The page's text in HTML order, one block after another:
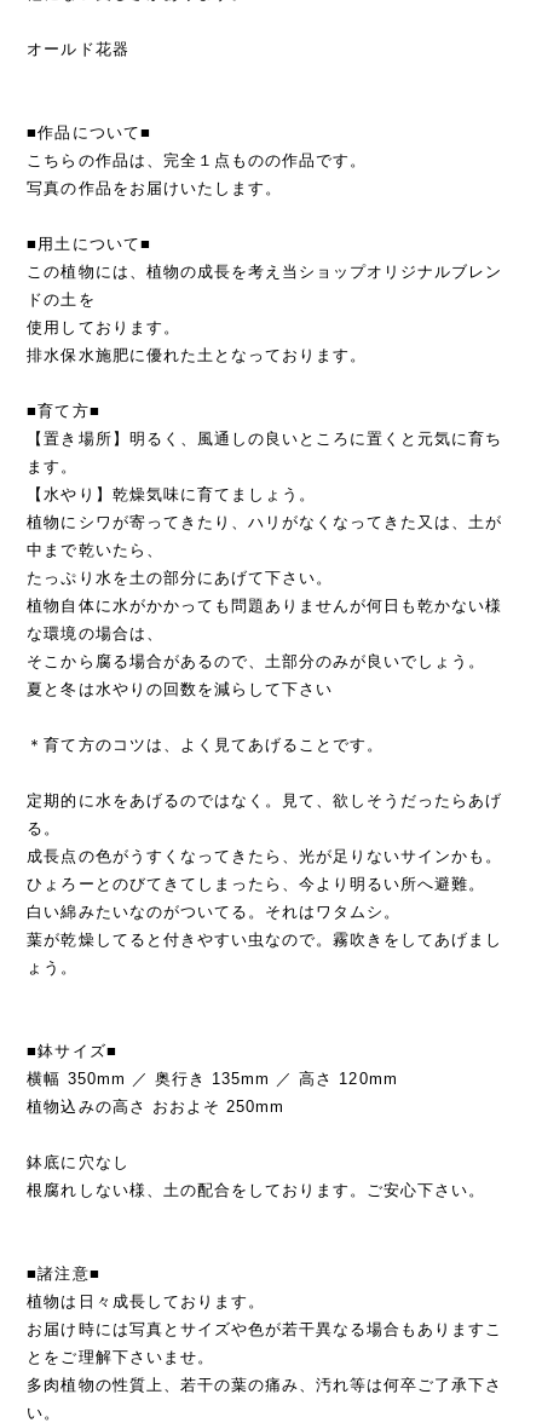
オールド花器
■作品について■
こちらの作品は、完全１点ものの作品です。
写真の作品をお届けいたします。
■用土について■
この植物には、植物の成長を考え当ショップオリジナルブレン
ドの土を
使用しております。
排水保水施肥に優れた土となっております。
■育て方■
【置き場所】明るく、風通しの良いところに置くと元気に育ち
ます。
【水やり】乾燥気味に育てましょう。
植物にシワが寄ってきたり、ハリがなくなってきた又は、土が
中まで乾いたら、
たっぷり水を土の部分にあげて下さい。
植物自体に水がかかっても問題ありませんが何日も乾かない様
な環境の場合は、
そこから腐る場合があるので、土部分のみが良いでしょう。
夏と冬は水やりの回数を減らして下さい
＊育て方のコツは、よく見てあげることです。
定期的に水をあげるのではなく。見て、欲しそうだったらあげ
る。
成長点の色がうすくなってきたら、光が足りないサインかも。
ひょろーとのびてきてしまったら、今より明るい所へ避難。
白い綿みたいなのがついてる。それはワタムシ。
葉が乾燥してると付きやすい虫なので。霧吹きをしてあげまし
ょう。
■鉢サイズ■
横幅 350mm ／ 奥行き 135mm ／ 高さ 120mm
植物込みの高さ おおよそ 250mm
鉢底に穴なし
根腐れしない様、土の配合をしております。ご安心下さい。
■諸注意■
植物は日々成長しております。
お届け時には写真とサイズや色が若干異なる場合もありますこ
とをご理解下さいませ。
多肉植物の性質上、若干の葉の痛み、汚れ等は何卒ご了承下さ
い。